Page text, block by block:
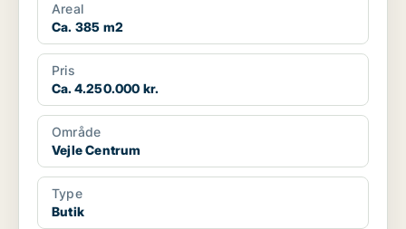
Areal
Ca. 385 m2
Pris
Ca. 4.250.000 kr.
Område
Vejle Centrum
Type
Butik